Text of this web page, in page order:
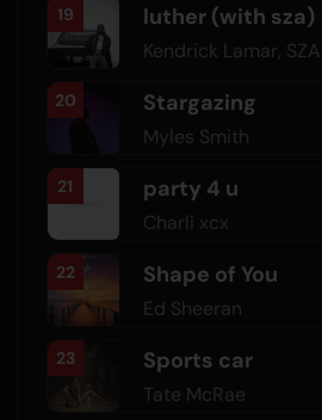
19 luther (with sza)
Kendrick Lamar, SZA
20 Stargazing
Myles Smith
21 party 4 u
Charli xcx
22 Shape of You
Ed Sheeran
23 Sports car
Tate McRae